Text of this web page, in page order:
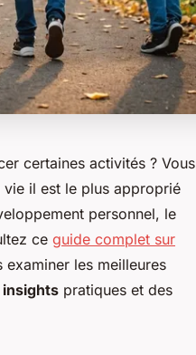
certaines activités ? Vous
vie il est le plus approprié
personnel, le
ce guide complet sur
les meilleures
insights pratiques et des